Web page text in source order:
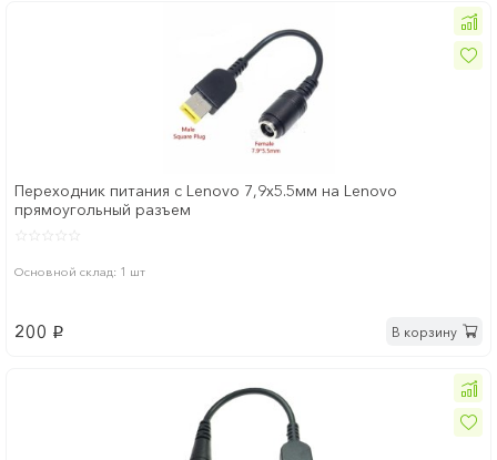
Переходник питания с Lenovo 7,9x5.5мм на Lenovo
прямоугольный разъем
Основной склад: 1 шт
200 p В корзину